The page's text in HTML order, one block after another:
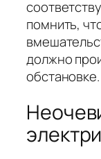
помнить,
должно
обстановке.